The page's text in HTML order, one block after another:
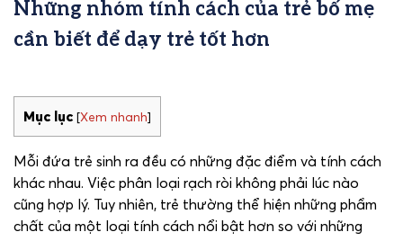
Những nhóm tính cách của trẻ bố mẹ
cần biết để dạy trẻ tốt hơn
Mục lục [Xem nhanh]
Mỗi đứa trẻ sinh ra đều có những đặc điểm và tính cách
khác nhau. Việc phân loại rạch ròi không phải lúc nào
cũng hợp lý. Tuy nhiên, trẻ thường thể hiện những phẩm
chất của một loại tính cách nổi bật hơn so với những